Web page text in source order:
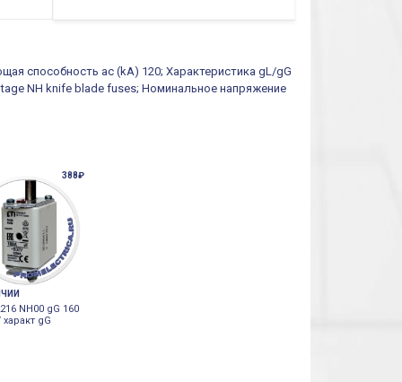
способность ac (kA) 120; Характеристика gL/gG
NH knife blade fuses; Номинальное напряжение
388₽
NH00 gG 160
характ gG